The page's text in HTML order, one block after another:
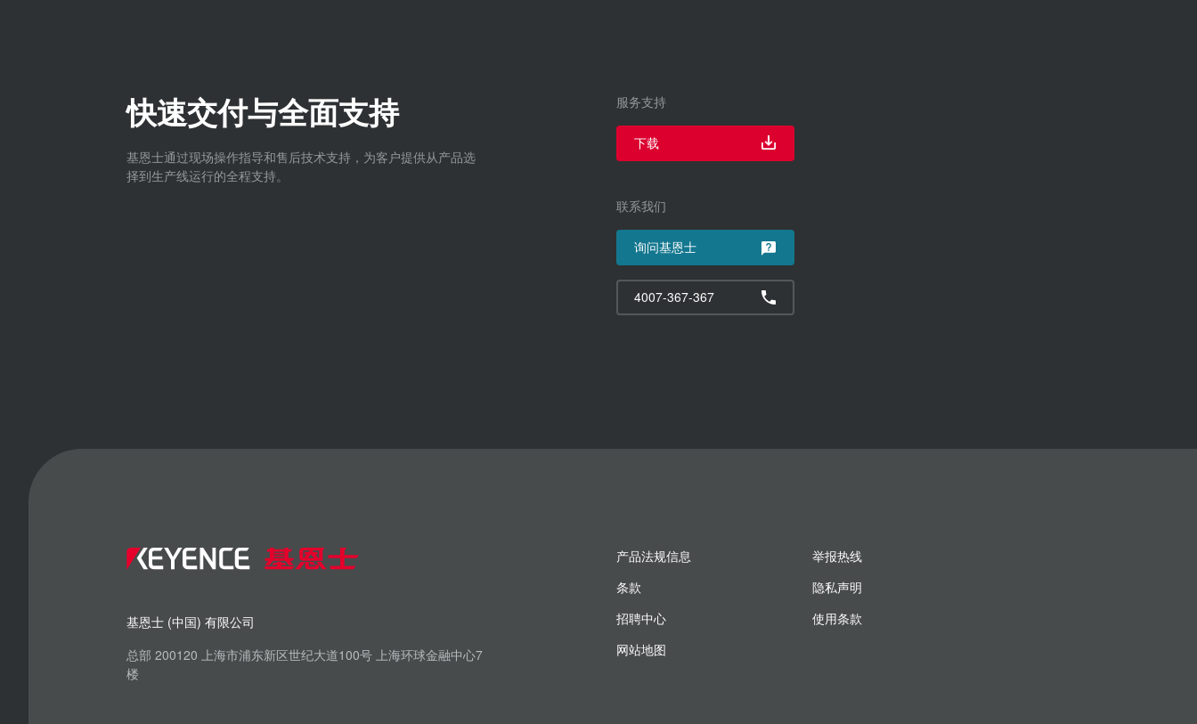
快速交付与全面支持
基恩士通过现场操作指导和售后技术支持，为客户提供从产品选
择到生产线运行的全程支持。
服务支持
下载
联系我们
询问基恩士
4007-367-367
基恩士 (中国) 有限公司
总部 200120 上海市浦东新区世纪大道100号 上海环球金融中心7
楼
产品法规信息
举报热线
条款
隐私声明
招聘中心
使用条款
网站地图